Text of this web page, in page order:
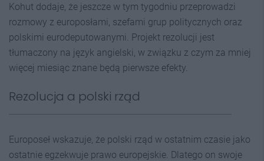
Kohut dodaje, że jeszcze w tym tygodniu przeprowadzi
rozmowy z europosłami, szefami grup politycznych oraz
polskimi eurodeputowanymi. Projekt rezolucji jest
tłumaczony na język angielski, w związku z czym za mniej
więcej miesiąc znane będą pierwsze efekty.
Rezolucja a polski rząd
Europoseł wskazuje, że polski rząd w ostatnim czasie jako
ostatnie egzekwuje prawo europejskie. Dlatego on swoje